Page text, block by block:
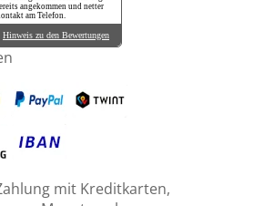
angekommen und netter
am Telefon.
Hinweis zu den Bewertungen
mit Kreditkarten,